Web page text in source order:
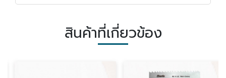
สินค้าที่เกี่ยวข้อง